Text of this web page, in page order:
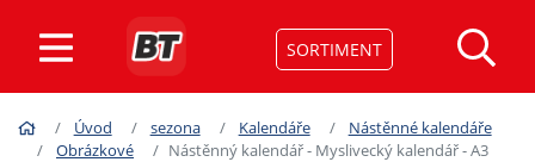
SORTIMENT
Úvod sezona Kalendáře
Nástěnné kalendáře
Obrázkové
Nástěnný kalendář - Myslivecký kalendář - A3